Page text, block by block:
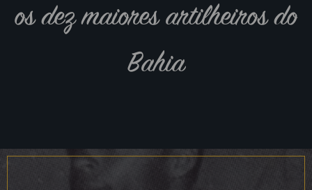
os dez maiores artilheiros do
Bahia